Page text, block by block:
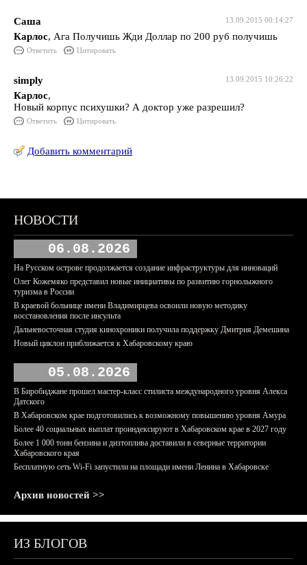
13.09.2015 00:14:27
Саша
Карлос, Ага Получишь Жди Доллар по 200 руб получишь
Ответить Цитировать
13.09.2015 10:26:22
simply
Карлос,
Новый корпус психушки? А доктор уже разрешил?
Ответить Цитировать
Добавить комментарий
НОВОСТИ
06.08.2026
На Русском острове продолжается создание инфраструктуры для инноваций
Олег Кожемяко представил новые инициативы по развитию горнолыжного
туризма в России
В краевой больнице имени Владимирцева освоили новую методику
восстановления после инсульта
Дальневосточная студия кинохроники получила поддержку Дмитрия Демешина
Новый циклон приближается к Хабаровскому краю
05.08.2026
В Биробиджане прошел мастер-класс стилиста международного уровня Алекса
Датского
В Хабаровском крае подготовились к возможному повышению уровня Амура
Более 40 социальных выплат проиндексируют в Хабаровском крае в 2027 году
Более 1 000 тонн бензина и дизтоплива доставили в северные территории
Хабаровского края
Бесплатную сеть Wi-Fi запустили на площади имени Ленина в Хабаровске
Архив новостей >>
ИЗ БЛОГОВ